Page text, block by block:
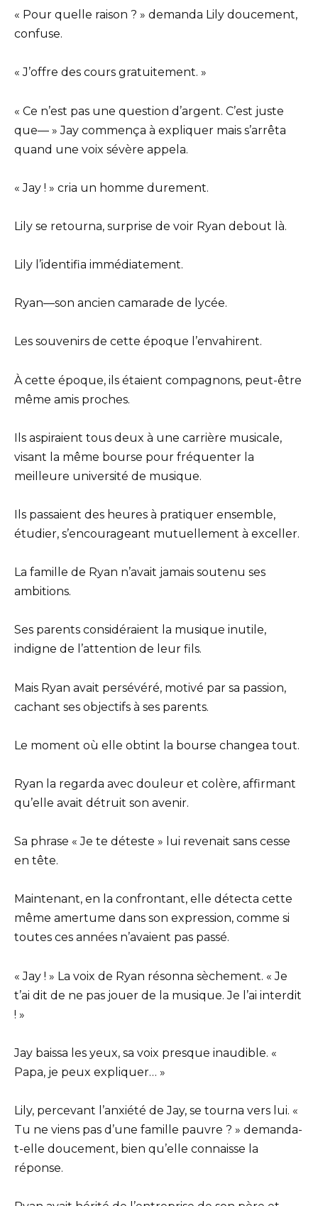
« Pour quelle raison ? » demanda Lily doucement,
confuse.
« J’offre des cours gratuitement. »
« Ce n’est pas une question d’argent. C’est juste
que— » Jay commença à expliquer mais s’arrêta
quand une voix sévère appela.
« Jay ! » cria un homme durement.
Lily se retourna, surprise de voir Ryan debout là.
Lily l’identifia immédiatement.
Ryan—son ancien camarade de lycée.
Les souvenirs de cette époque l’envahirent.
À cette époque, ils étaient compagnons, peut-être
même amis proches.
Ils aspiraient tous deux à une carrière musicale,
visant la même bourse pour fréquenter la
meilleure université de musique.
Ils passaient des heures à pratiquer ensemble,
étudier, s’encourageant mutuellement à exceller.
La famille de Ryan n’avait jamais soutenu ses
ambitions.
Ses parents considéraient la musique inutile,
indigne de l’attention de leur fils.
Mais Ryan avait persévéré, motivé par sa passion,
cachant ses objectifs à ses parents.
Le moment où elle obtint la bourse changea tout.
Ryan la regarda avec douleur et colère, affirmant
qu’elle avait détruit son avenir.
Sa phrase « Je te déteste » lui revenait sans cesse
en tête.
Maintenant, en la confrontant, elle détecta cette
même amertume dans son expression, comme si
toutes ces années n’avaient pas passé.
« Jay ! » La voix de Ryan résonna sèchement. « Je
t’ai dit de ne pas jouer de la musique. Je l’ai interdit
! »
Jay baissa les yeux, sa voix presque inaudible. «
Papa, je peux expliquer… »
Lily, percevant l’anxiété de Jay, se tourna vers lui. «
Tu ne viens pas d’une famille pauvre ? » demanda-
t-elle doucement, bien qu’elle connaisse la
réponse.